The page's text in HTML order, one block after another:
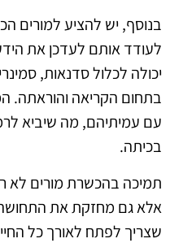
בנוסף, יש להציע למורים
לעודד אותם לעדכן את
יכולה לכלול סדנאות,
בתחום הקריאה והוראתה.
עם עמיתיהם, מה שיביא
בכיתה.
תמיכה בהכשרת מורים לא
אלא גם מחזקת את התחושה
שצריך לפתח לאורך כל